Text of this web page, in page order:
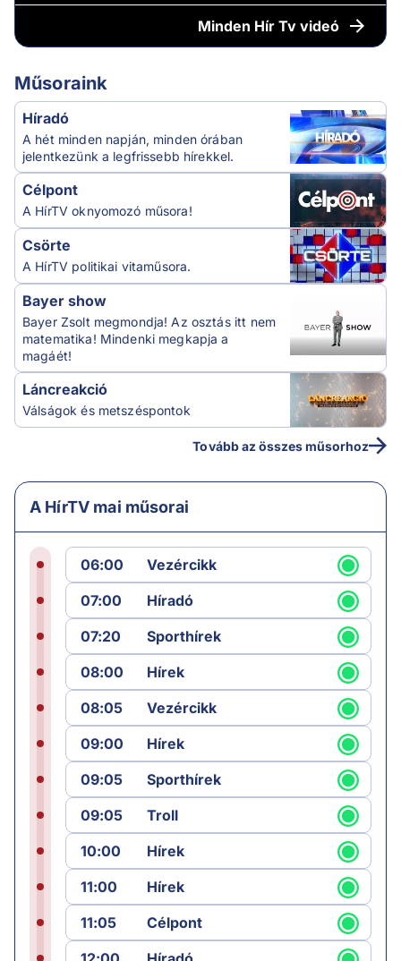
Minden Hír Tv videó
Műsoraink
Híradó
A hét minden napján, minden órában
jelentkezünk a legfrissebb hírekkel.
Célpont
A HírTV oknyomozó műsora!
Csörte
A HírTV politikai vitaműsora.
Bayer show
Bayer Zsolt megmondja! Az osztás itt nem
matematika! Mindenki megkapja a
magáét!
Láncreakció
Válságok és metszéspontok
Tovább az összes műsorhoz
A HírTV mai műsorai
06:00
Vezércikk
07:00
Híradó
07:20
Sporthírek
08:00
Hírek
08:05
Vezércikk
09:00
Hírek
09:05
Sporthírek
09:05
Troll
10:00
Hírek
11:00
Hírek
11:05
Célpont